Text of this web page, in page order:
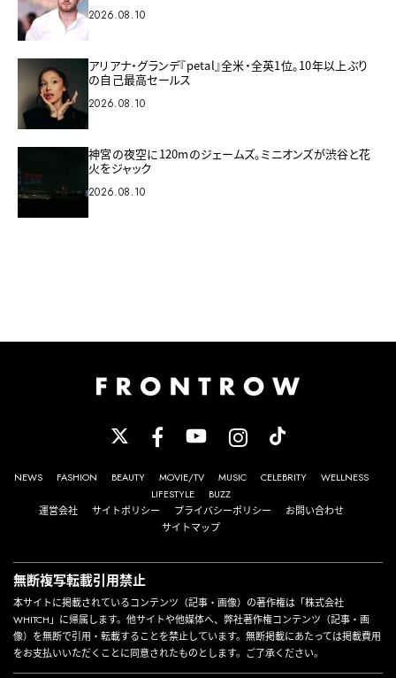
2026.08.10
アリアナ・グランデ『petal』全米・全英1位。10年以上ぶり
の自己最高セールス
2026.08.10
神宮の夜空に120mのジェームズ。ミニオンズが渋谷と花
火をジャック
2026.08.10
NEWS FASHION BEAUTY MOVIE/TV MUSIC CELEBRITY
WELLNESS
LIFESTYLE
BUZZ
運営会社
サイトポリシー プライバシーポリシー
お問い合わせ
サイトマップ
無断複写転載引用禁止
本サイトに掲載されているコンテンツ（記事・画像）の著作権は「株式会社
WHITCH」に帰属します。他サイトや他媒体へ、弊社著作権コンテンツ（記事・画
像）を無断で引用・転載することを禁止しています。無断掲載にあたっては掲載費用
をお支払いいただくことに同意されたものとします。ご了承ください。